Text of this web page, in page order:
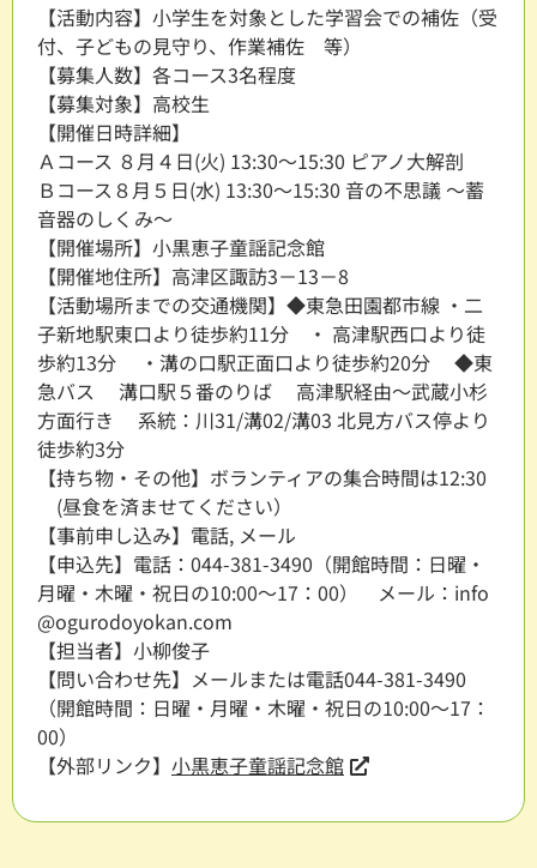
【活動内容】小学生を対象とした学習会での補佐（受
付、子どもの見守り、作業補佐 等）
【募集人数】各コース3名程度
【募集対象】高校生
【開催日時詳細】
Ａコース ８月４日(火) 13:30～15:30 ピアノ大解剖
Ｂコース８月５日(水) 13:30～15:30 音の不思議 ～蓄
音器のしくみ～
【開催場所】小黒恵子童謡記念館
【開催地住所】高津区諏訪3－13－8
【活動場所までの交通機関】◆東急田園都市線 ・二
子新地駅東口より徒歩約11分 ・ 高津駅西口より徒
歩約13分 ・溝の口駅正面口より徒歩約20分 ◆東
急バス 溝口駅５番のりば 高津駅経由～武蔵小杉
方面行き 系統：川31/溝02/溝03 北見方バス停より
徒歩約3分
【持ち物・その他】ボランティアの集合時間は12:30
(昼食を済ませてください）
【事前申し込み】電話, メール
【申込先】電話：044-381-3490（開館時間：日曜・
月曜・木曜・祝日の10:00～17：00） メール：info
@ogurodoyokan.com
【担当者】小柳俊子
【問い合わせ先】メールまたは電話044-381-3490
（開館時間：日曜・月曜・木曜・祝日の10:00～17：
00）
【外部リンク】 小黒恵子童謡記念館